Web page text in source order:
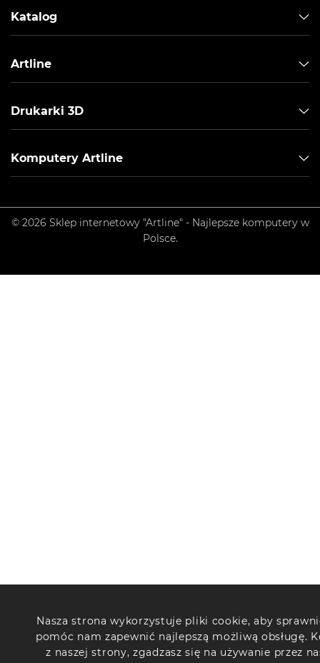
Katalog
Artline
Drukarki 3D
Komputery Artline
© 2026 Sklep internetowy "Artline" - Najlepsze komputery w
Polsce.
Nasza strona wykorzystuje pliki cookie, aby
pomóc nam zapewnić najlepszą możliwą obsługę.
z naszej strony, zgadzasz się na używanie przez